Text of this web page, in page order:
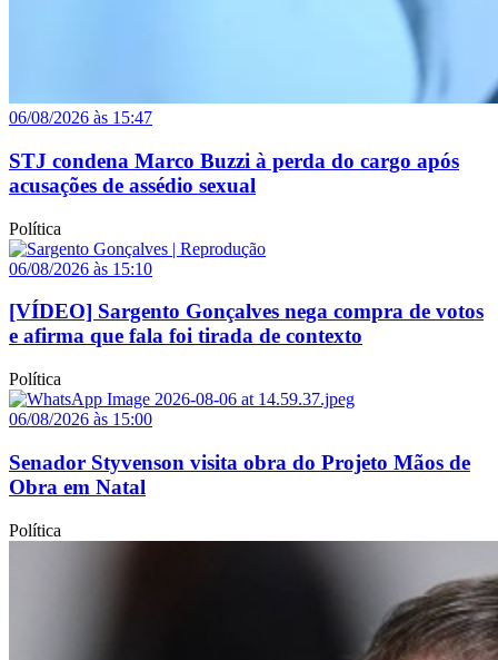
06/08/2026 às 15:47
STJ condena Marco Buzzi à perda do cargo após
acusações de assédio sexual
Política
06/08/2026 às 15:10
[VÍDEO] Sargento Gonçalves nega compra de votos
e afirma que fala foi tirada de contexto
Política
06/08/2026 às 15:00
Senador Styvenson visita obra do Projeto Mãos de
Obra em Natal
Política